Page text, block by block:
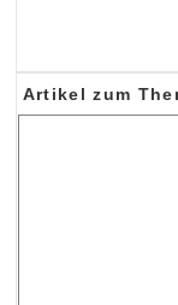
Artikel zum